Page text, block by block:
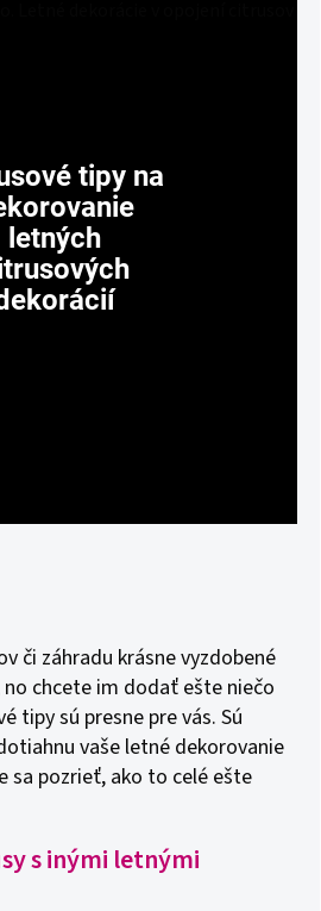
tipy na
letných
či záhradu krásne vyzdobené
chcete im dodať ešte niečo
tipy sú presne pre vás. Sú
vaše letné dekorovanie
sa pozrieť, ako to celé ešte
s inými letnými